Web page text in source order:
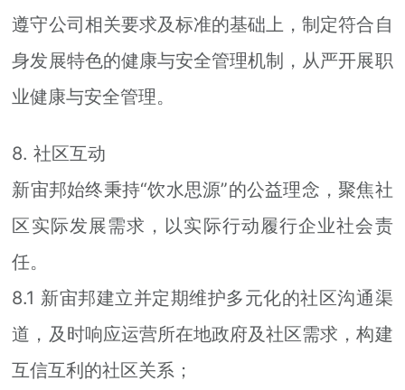
遵守公司相关要求及标准的基础上，制定符合自
身发展特色的健康与安全管理机制，从严开展职
业健康与安全管理。
8. 社区互动
新宙邦始终秉持“饮水思源”的公益理念，聚焦社
区实际发展需求，以实际行动履行企业社会责
任。
8.1 新宙邦建立并定期维护多元化的社区沟通渠
道，及时响应运营所在地政府及社区需求，构建
互信互利的社区关系；